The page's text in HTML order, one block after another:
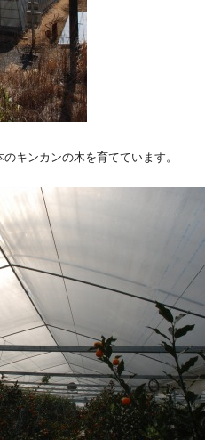
キンカンの木を育てています。